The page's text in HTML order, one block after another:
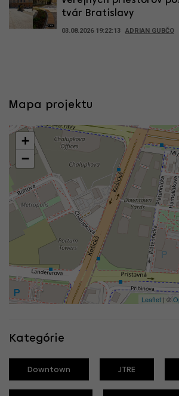
tvár Bratislavy
03.08.2026 19:22:13 ADRIAN GUBČO
Mapa projektu
+
−
Leaflet | ©
Kategórie
Downtown JTRE